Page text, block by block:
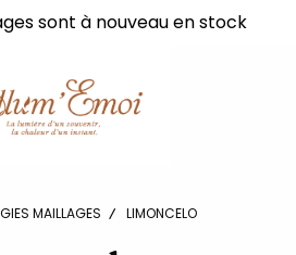
sont à nouveau en stock
MAILLAGES LIMONCELO